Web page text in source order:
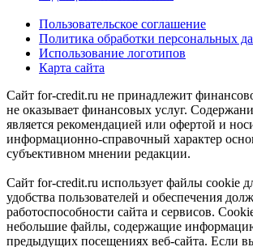
Пользовательское соглашение
Политика обработки персональных
Использование логотипов
Карта сайта
Сайт for-credit.ru не принадлежит
не оказывает финансовых услуг.
является рекомендацией или офертой и
информационно-справочный характер
субъективном мнении редакции.
Сайт for-credit.ru использует файлы cookie
удобства пользователей и обеспечения
работоспособности сайта и сервисов.
небольшие файлы, содержащие
предыдущих посещениях веб-сайта. Если